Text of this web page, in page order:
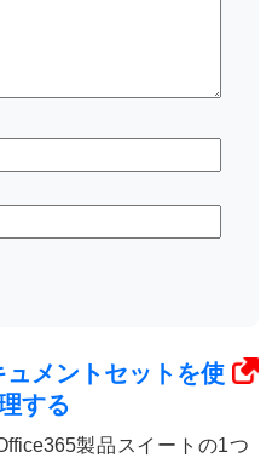
メントセットを使
する
製品スイートの1つ